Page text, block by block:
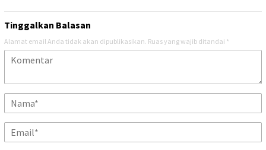
Tinggalkan Balasan
Alamat email Anda tidak akan dipublikasikan. Ruas yang wajib ditandai *